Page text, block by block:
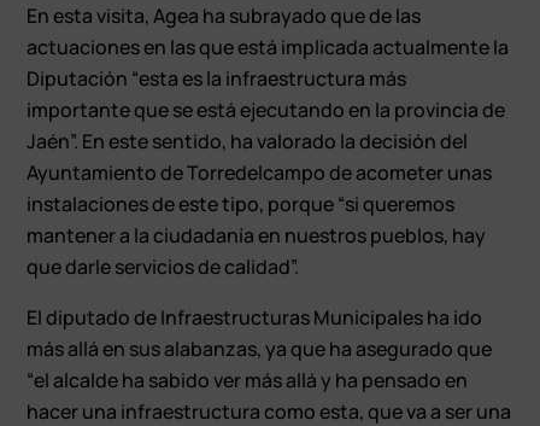
En esta visita, Agea ha subrayado que de las
actuaciones en las que está implicada actualmente la
Diputación “esta es la infraestructura más
importante que se está ejecutando en la provincia de
Jaén”. En este sentido, ha valorado la decisión del
Ayuntamiento de Torredelcampo de acometer unas
instalaciones de este tipo, porque “si queremos
mantener a la ciudadanía en nuestros pueblos, hay
que darle servicios de calidad”.
El diputado de Infraestructuras Municipales ha ido
más allá en sus alabanzas, ya que ha asegurado que
“el alcalde ha sabido ver más allá y ha pensado en
hacer una infraestructura como esta, que va a ser una